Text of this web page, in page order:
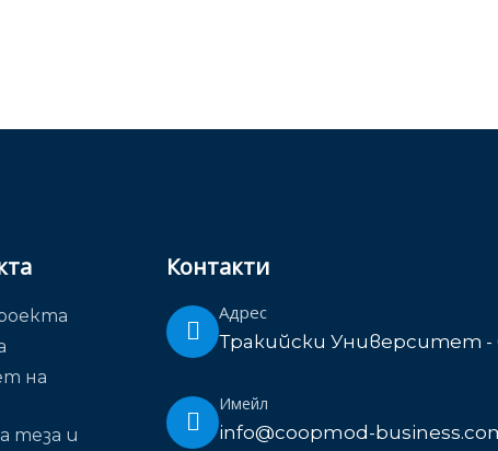
на
теза и
Контакти
Адрес
Тракийски Университет -
Имейл
info@coopmod-